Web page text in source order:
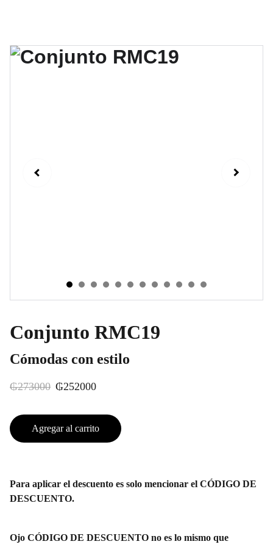
Conjunto RMC19
Cómodas con estilo
₲273000 ₲252000
Agregar al carrito
Para aplicar el descuento es solo mencionar el CÓDIGO DE
DESCUENTO.
Ojo CÓDIGO DE DESCUENTO no es lo mismo que